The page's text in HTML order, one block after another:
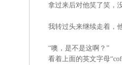
拿过来后对他笑了笑，没
我转过头来继续走着，他
“噢，是不是这啊？”
看着上面的英文字母